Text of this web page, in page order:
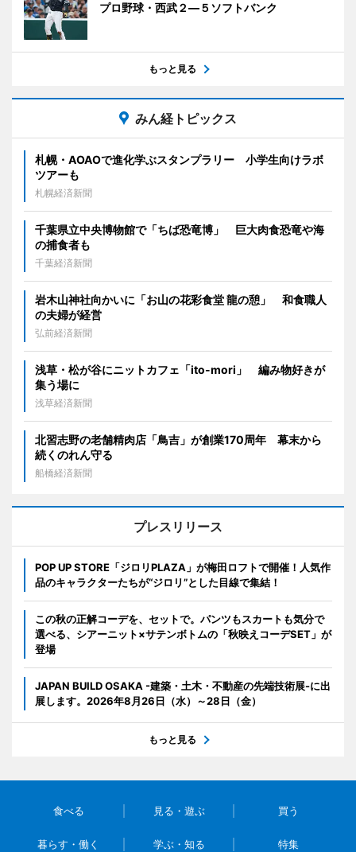
プロ野球・西武２―５ソフトバンク
もっと見る
みん経トピックス
札幌・AOAOで進化学ぶスタンプラリー 小学生向けラボ
ツアーも
札幌経済新聞
千葉県立中央博物館で「ちば恐竜博」 巨大肉食恐竜や海
の捕食者も
千葉経済新聞
岩木山神社向かいに「お山の花彩食堂 龍の憩」 和食職人
の夫婦が経営
弘前経済新聞
浅草・松が谷にニットカフェ「ito-mori」 編み物好きが
集う場に
浅草経済新聞
北習志野の老舗精肉店「鳥吉」が創業170周年 幕末から
続くのれん守る
船橋経済新聞
プレスリリース
POP UP STORE「ジロリPLAZA」が梅田ロフトで開催！人気作
品のキャラクターたちが“ジロリ”とした目線で集結！
この秋の正解コーデを、セットで。パンツもスカートも気分で
選べる、シアーニット×サテンボトムの「秋映えコーデSET」が
登場
JAPAN BUILD OSAKA -建築・土木・不動産の先端技術展-に出
展します。2026年8月26日（水）～28日（金）
もっと見る
食べる 見る・遊ぶ 買う
暮らす・働く 学ぶ・知る 特集